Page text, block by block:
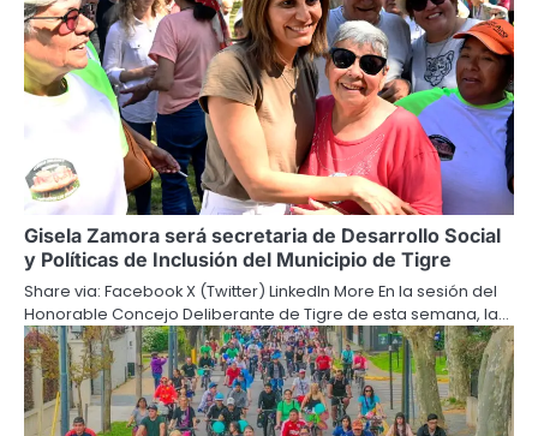
Gisela Zamora será secretaria de Desarrollo Social
y Políticas de Inclusión del Municipio de Tigre
Share via: Facebook X (Twitter) LinkedIn More En la sesión del
Honorable Concejo Deliberante de Tigre de esta semana, la…